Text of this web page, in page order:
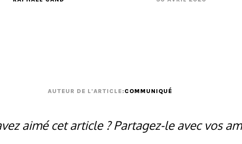
AUTEUR DE L'ARTICLE:COMMUNIQUÉ
aimé cet article ? Partagez-le avec vos